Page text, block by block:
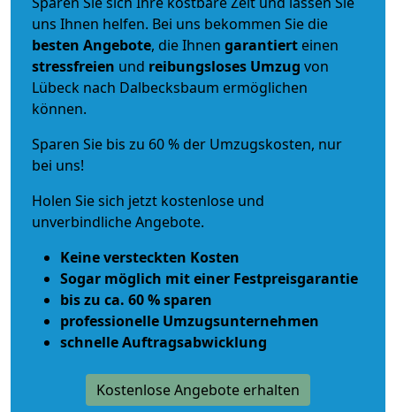
uns Ihnen helfen. Bei uns bekommen Sie die
besten Angebote, die Ihnen garantiert einen
stressfreien und reibungsloses Umzug von
Lübeck nach Dalbecksbaum ermöglichen
können.
Sparen Sie bis zu 60 % der Umzugskosten, nur
bei uns!
Holen Sie sich jetzt kostenlose und
unverbindliche Angebote.
Keine versteckten Kosten
Sogar möglich mit einer Festpreisgarantie
bis zu ca. 60 % sparen
professionelle Umzugsunternehmen
schnelle Auftragsabwicklung
Kostenlose Angebote erhalten